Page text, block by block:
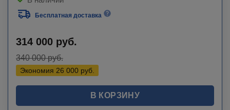
Бесплатная доставка
314 000 руб.
340 000руб.
Экономия 26 000 руб.
В КОРЗИНУ